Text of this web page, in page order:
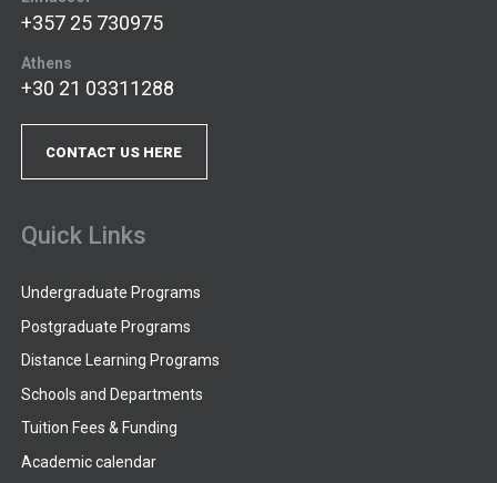
+357 25 730975
Athens
+30 21 03311288
CONTACT US HERE
Quick Links
Undergraduate Programs
Postgraduate Programs
Distance Learning Programs
Schools and Departments
Tuition Fees & Funding
Academic calendar